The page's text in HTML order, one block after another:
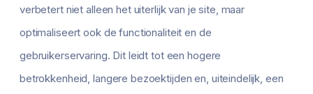
verbetert niet alleen het uiterlijk van je site, maar
optimaliseert ook de functionaliteit en de
gebruikerservaring. Dit leidt tot een hogere
betrokkenheid, langere bezoektijden en, uiteindelijk, een